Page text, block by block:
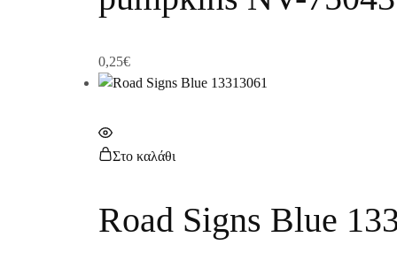
0,25€
Στο καλάθι
Road Signs Blue